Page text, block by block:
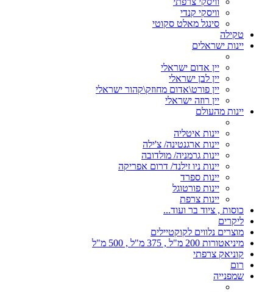
וויסקי קנדי
סינגל מאלט סקוטי
טקילה
יינות ישראלים
יין אדום ישראלי
יין לבן ישראלי
יין פורט\אדום מחוזק\קהור ישראלי
יין רוזה ישראלי
יינות מהעולם
יינות איטליה
יינות ארגנטינה/ צ'ילה
יינות גרמניה/ מולדובה
יינות ניו זילנד/ דרום אפריקה
יינות ספרד
יינות פורטוגל
יינות צרפת
כוסות , ציוד בר ועוד...
ליקרים
מוצרים נלווים לקוקטיילים
מיניאטורות 200 מ"ל , 375 מ"ל , 500 מ"ל
קוניאק צרפתי
רום
שמפנייה